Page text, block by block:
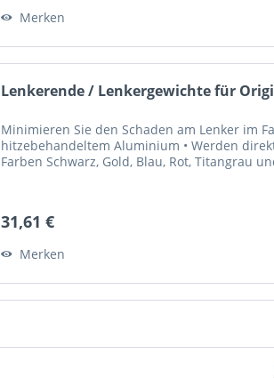
Merken
Lenkerende / Lenkergewichte für
Minimieren Sie den Schaden am Lenker im
hitzebehandeltem Aluminium • Werden
Farben Schwarz, Gold, Blau, Rot, Titangrau
31,61 €
Merken